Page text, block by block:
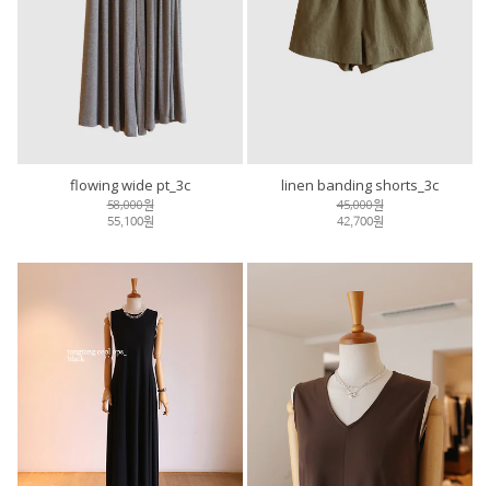
flowing wide pt_3c
58,000원
55,100원
linen banding shorts_3c
45,000원
42,700원